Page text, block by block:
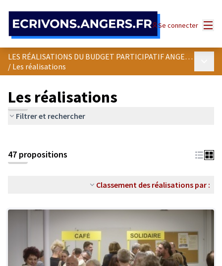
Se connecter
LES RÉALISATIONS DU BUDGET PARTICIPATIF ANGEVIN
/ Les réalisations
Les réalisations
Filtrer et rechercher
47 propositions
Classement des réalisations par :